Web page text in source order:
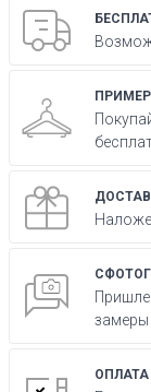
замеры